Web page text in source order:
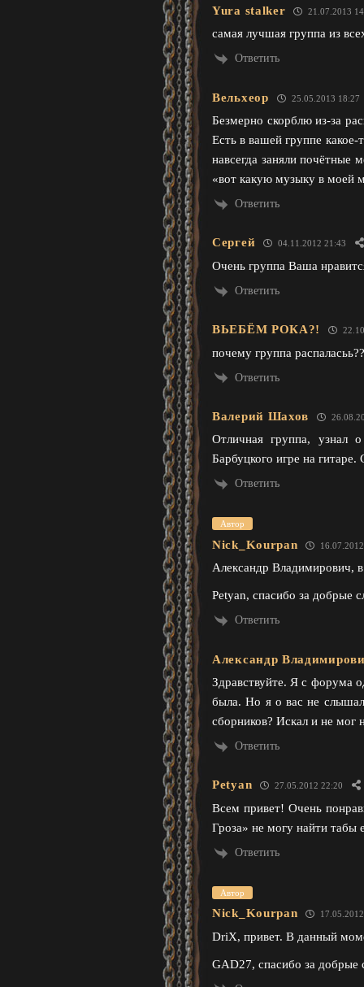
Yura stalker 21.07.2013
самая лучшая группа из
Ответить
Вельхеор 25.05.2013 18:27
Безмерно скорблю из-за
Есть в вашей группе
навсегда заняли почётные
«вот какую музыку в моей
Ответить
Сергей 04.11.2012 21:43
Очень группа Ваша
Ответить
ВЬЕБЁМ РОКА?!
почему группа
Ответить
Валерий Шахов
Отличная группа, узнал
Барбуцкого игре на
Ответить
Автор
Nick_Kourpan
Александр Владимирович,
Petyan, спасибо за добрые
Ответить
Александр
Здравствуйте. Я с форума
была. Но я о вас не
сборников? Искал и не мог
Ответить
Petyan 27.05.2012 22:20
Всем привет! Очень
Гроза» не могу найти табы
Ответить
Автор
Nick_Kourpan
DriX, привет. В данный
GAD27, спасибо за добрые